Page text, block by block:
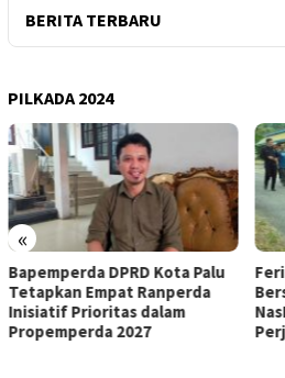
BERITA TERBARU
PILKADA 2024
«
Feri Anwar Pilih Tetap
Bersama Ahmad Ali, Sebut
NasDem Kurang Hargai
Perjuangan Kader AAC